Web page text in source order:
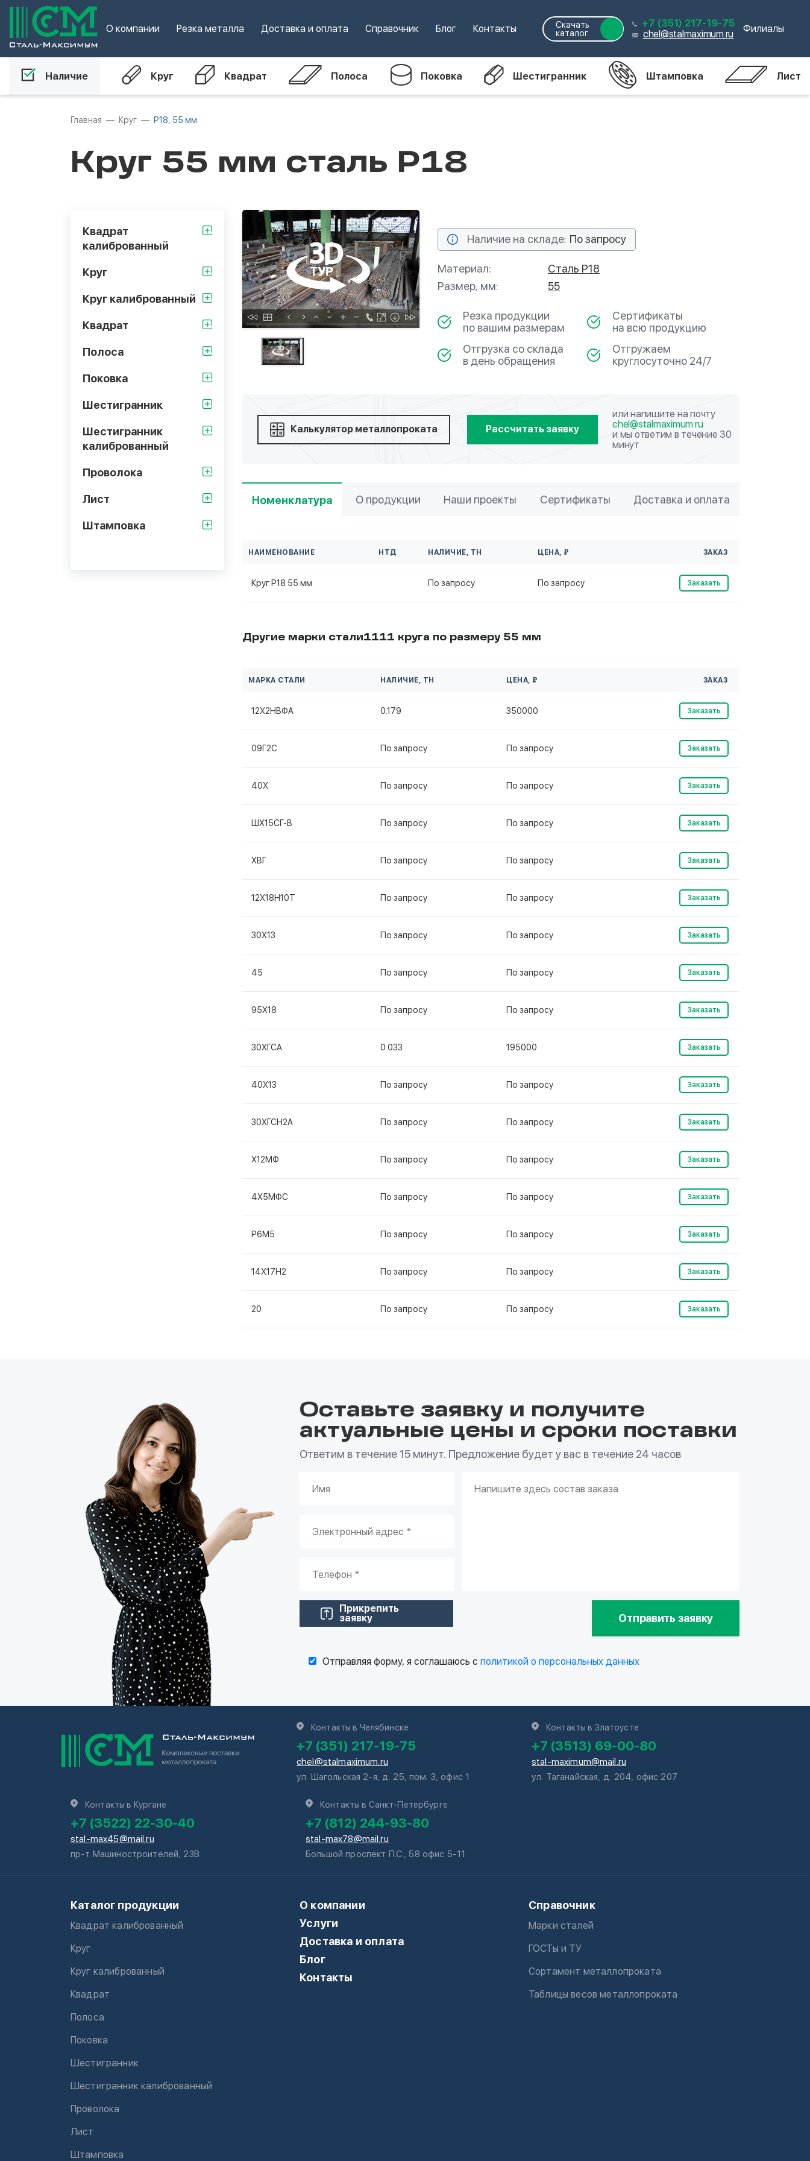
О компании Резка металла Доставка и оплата Справочник Блог Контакты
Скачать
каталог
+7 (351) 217-19-75
chel@stalmaximum.ru Филиалы
Наличие Круг Квадрат Полоса Поковка Шестигранник Штамповка Лист
Главная Круг Р18, 55 мм
Круг 55 мм сталь Р18
Квадрат
калиброванный
Круг
Круг калиброванный
Квадрат
Полоса
Поковка
Шестигранник
Шестигранник
калиброванный
Проволока
Лист
Штамповка
Наличие на складе: По запросу
Материал:
Сталь Р18
Размер, мм:
55
Резка продукции
по вашим размерам
Сертификаты
на всю продукцию
Отгрузка со склада
в день обращения
Отгружаем
круглосуточно 24/7
Калькулятор металлопроката Рассчитать заявку
или напишите на почту
chel@stalmaximum.ru
и мы ответим в течение 30
минут
Номенклатура О продукции Наши проекты Сертификаты Доставка и оплата
НАИМЕНОВАНИЕ НТД НАЛИЧИЕ, ТН ЦЕНА, ₽ ЗАКАЗ
Круг Р18 55 мм По запросу По запросу Заказать
Другие марки стали1111 круга по размеру 55 мм
МАРКА СТАЛИ НАЛИЧИЕ, ТН ЦЕНА, ₽ ЗАКАЗ
12Х2НВФА 0.179 350000 Заказать
09Г2С По запросу По запросу Заказать
40Х По запросу По запросу Заказать
ШХ15СГ-В По запросу По запросу Заказать
ХВГ По запросу По запросу Заказать
12Х18Н10Т По запросу По запросу Заказать
30Х13 По запросу По запросу Заказать
45 По запросу По запросу Заказать
95Х18 По запросу По запросу Заказать
30ХГСА 0.033 195000 Заказать
40Х13 По запросу По запросу Заказать
30ХГСН2А По запросу По запросу Заказать
Х12МФ По запросу По запросу Заказать
4Х5МФС По запросу По запросу Заказать
Р6М5 По запросу По запросу Заказать
14Х17Н2 По запросу По запросу Заказать
20 По запросу По запросу Заказать
Оставьте заявку и получите
актуальные цены и сроки поставки
Ответим в течение 15 минут. Предложение будет у вас в течение 24 часов
Прикрепить
заявку
Отправить заявку
Отправляя форму, я соглашаюсь с политикой о персональных данных
Контакты в Челябинске
+7 (351) 217-19-75
chel@stalmaximum.ru
ул. Шагольская 2-я, д. 25, пом. 3, офис 1
Контакты в Златоусте
+7 (3513) 69-00-80
stal-maximum@mail.ru
ул. Таганайская, д. 204, офис 207
Контакты в Кургане
+7 (3522) 22-30-40
stal-max45@mail.ru
пр-т Машиностроителей, 23В
Контакты в Санкт-Петербурге
+7 (812) 244-93-80
stal-max78@mail.ru
Большой проспект П.С., 58 офис 5-11
Каталог продукции
Квадрат калиброванный
Круг
Круг калиброванный
Квадрат
Полоса
Поковка
Шестигранник
Шестигранник калиброванный
Проволока
Лист
Штамповка
О компании
Услуги
Доставка и оплата
Блог
Контакты
Справочник
Марки сталей
ГОСТы и ТУ
Сортамент металлопроката
Таблицы весов металлопроката